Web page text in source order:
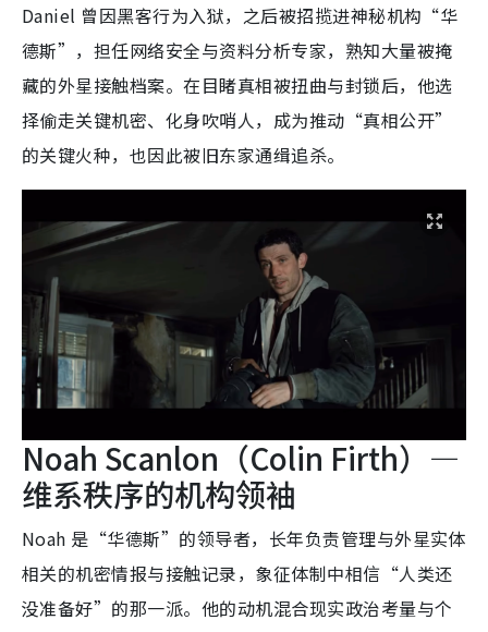
Daniel 曾因黑客行为入狱，之后被招揽进神秘机构“华
德斯”，担任网络安全与资料分析专家，熟知大量被掩
藏的外星接触档案。在目睹真相被扭曲与封锁后，他选
择偷走关键机密、化身吹哨人，成为推动“真相公开”
的关键火种，也因此被旧东家通缉追杀。
Noah Scanlon（Colin Firth）—
维系秩序的机构领袖
Noah 是“华德斯”的领导者，长年负责管理与外星实体
相关的机密情报与接触记录，象征体制中相信“人类还
没准备好”的那一派。他的动机混合现实政治考量与个